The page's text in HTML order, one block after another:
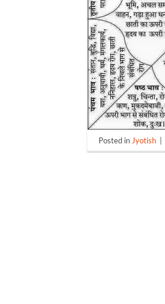
Posted in Jyotish